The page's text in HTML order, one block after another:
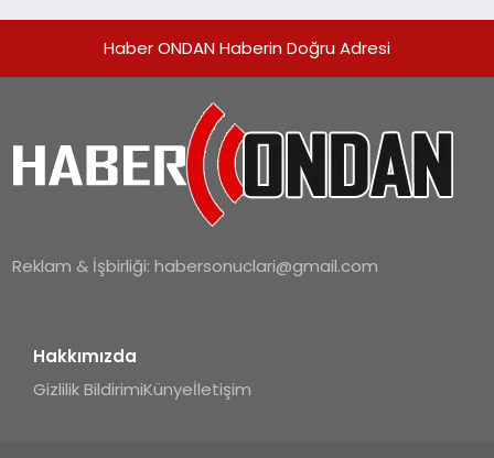
Haber ONDAN Haberin Doğru Adresi
Reklam & İşbirliği:habersonuclari@gmail.com
Hakkımızda
Gizlilik BildirimiKünyeİletişim